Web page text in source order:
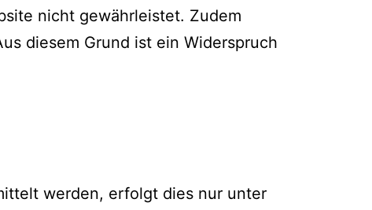
nicht gewährleistet. Zudem
diesem Grund ist ein Widerspruch
werden, erfolgt dies nur unter